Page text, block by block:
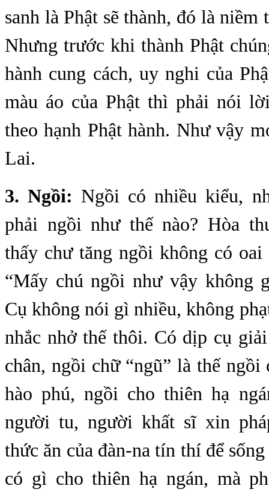
sanh là Phật sẽ thành, đó là niềm
Nhưng trước khi thành Phật
hành cung cách, uy nghi của
màu áo của Phật thì phải nói
theo hạnh Phật hành. Như vậy
Lai.
3. Ngồi: Ngồi có nhiều kiểu,
phải ngồi như thế nào? Hòa
thấy chư tăng ngồi không có
“Mấy chú ngồi như vậy không
Cụ không nói gì nhiều, không
nhắc nhở thế thôi. Có dịp cụ
chân, ngồi chữ “ngũ” là thế ngồi
hào phú, ngồi cho thiên hạ
người tu, người khất sĩ xin
thức ăn của đàn-na tín thí để
có gì cho thiên hạ ngán, mà